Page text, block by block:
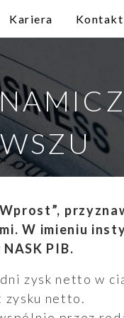
Kariera
Kontakt
W imieniu
PIB.
zysk netto w
netto.